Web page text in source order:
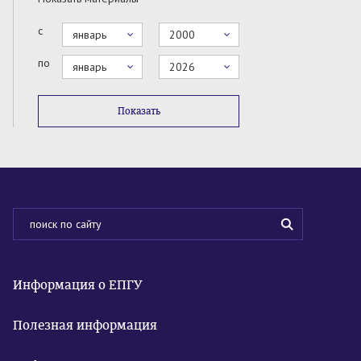
с январь
2000
по
январь 2026
Показать
Информация о ЕПГУ
Полезная информация